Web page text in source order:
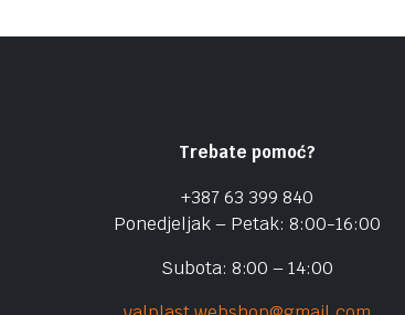
Trebate pomoć?
+387 63 399 840
Ponedjeljak – Petak: 8:00-16:00
Subota: 8:00 – 14:00